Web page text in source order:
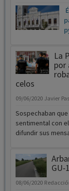
La
por
celos
09/06/2020 Javier
Sospechaban
sentimental con
difundir sus
08/06/2020